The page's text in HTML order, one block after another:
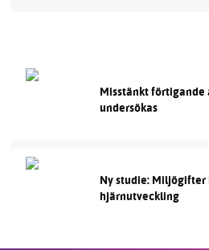
Misstänkt förtigande
undersökas
Ny studie: Miljögifter
hjärnutveckling